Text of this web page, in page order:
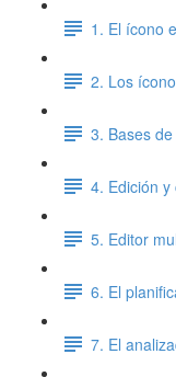
1. El ícono
2. Los
3. Bases
4. Edición
5. Editor
6. El
7. El